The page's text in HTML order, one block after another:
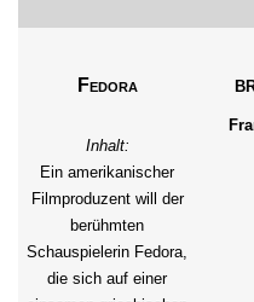
Fedora
Inhalt:
Ein amerikanischer
Filmproduzent will der
berühmten
Schauspielerin Fedora,
die sich auf einer